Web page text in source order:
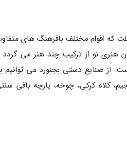
که اقوام مختلف بافرهنگ های
هنری نو از ترکیب چند هنر می گردد
از صنایع دستی بجنورد می توانیم
کلاه کرکی، چوخه، پارچه بافی